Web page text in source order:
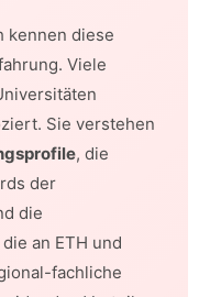
kennen diese
Viele
Sie verstehen
, die
der
die
an ETH und
fachliche